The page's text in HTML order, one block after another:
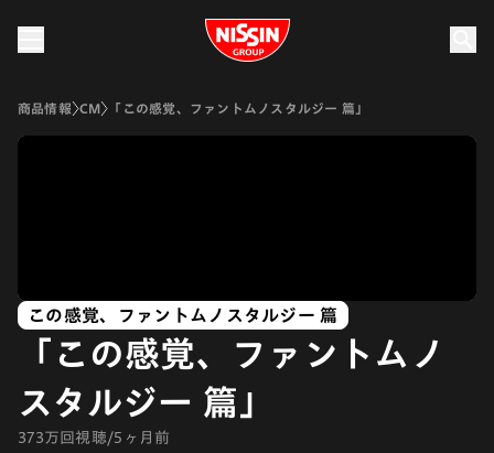
Nissin Group
商品情報 CM 「この感覚、ファントムノスタルジー 篇」
この感覚、ファントムノスタルジー 篇
「この感覚、ファントムノ
スタルジー 篇」
373万回視聴/5ヶ月前